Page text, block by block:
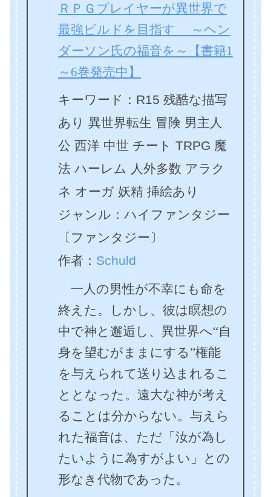
ＲＰＧプレイヤーが異世界で
最強ビルドを目指す ～ヘン
ダーソン氏の福音を～【書籍1
～6巻発売中】
キーワード：R15 残酷な描写
あり 異世界転生 冒険 男主人
公 西洋 中世 チート TRPG 魔
法 ハーレム 人外多数 アラク
ネ オーガ 妖精 挿絵あり
ジャンル：ハイファンタジー
〔ファンタジー〕
作者： Schuld
一人の男性が不幸にも命を
終えた。しかし、彼は瞑想の
中で神と邂逅し、異世界へ“自
身を望むがままにする”権能
を与えられて送り込まれるこ
ととなった。遠大な神が考え
ることは分からない。与えら
れた福音は、ただ「汝が為し
たいように為すがよい」との
形なき代物であった。